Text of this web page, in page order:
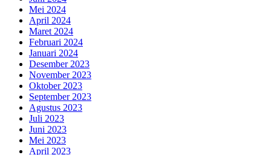
Mei 2024
April 2024
Maret 2024
Februari 2024
Januari 2024
Desember 2023
November 2023
Oktober 2023
September 2023
Agustus 2023
Juli 2023
Juni 2023
Mei 2023
April 2023